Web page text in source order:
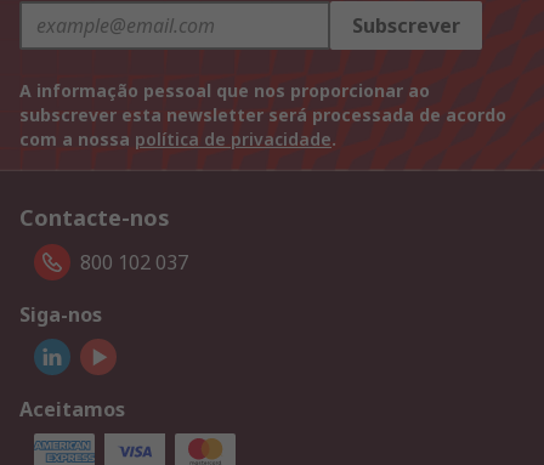
Subscrever
A informação pessoal que nos proporcionar ao
subscrever esta newsletter será processada de acordo
com a nossa política de privacidade.
Contacte-nos
800 102 037
Siga-nos
Aceitamos